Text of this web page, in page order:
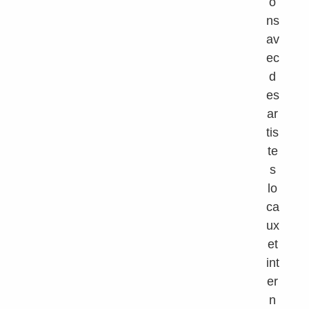
ns
av
ec
d
es
ar
tis
te
s
lo
ca
ux
et
int
er
n